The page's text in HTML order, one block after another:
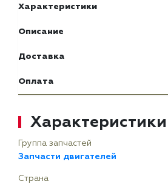
Характеристики
Описание
Доставка
Оплата
Характеристики
Группа запчастей
Запчасти двигателей
Страна